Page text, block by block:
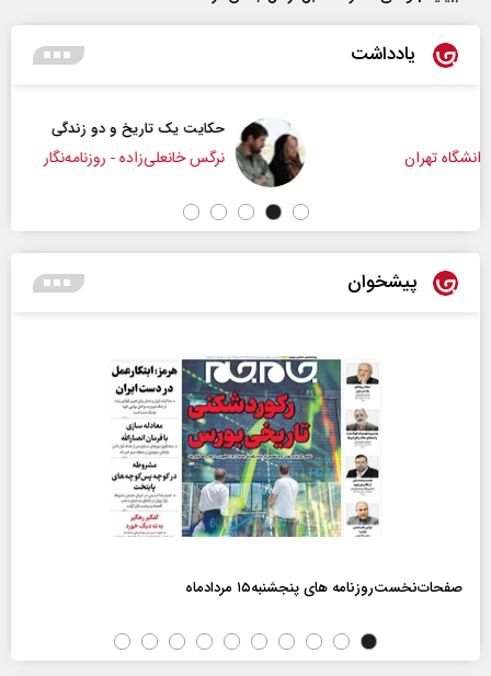
یادداشت
حکایت یک تاریخ و دو زندگی
نرگس خانعلی‌زاده - روزنامه‌نگار
پیشخوان
صفحات‌نخست‌روزنامه ها‌ی پنجشنبه‌۱۵ مردادماه